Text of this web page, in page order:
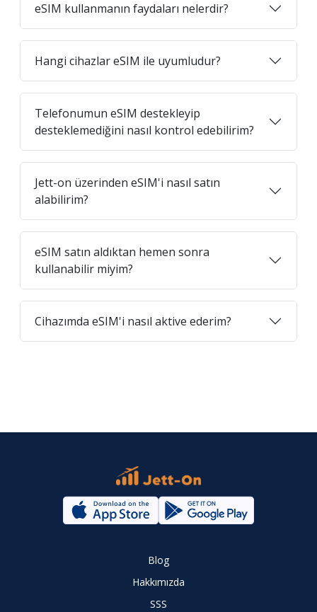
eSIM kullanmanın faydaları nelerdir?
Hangi cihazlar eSIM ile uyumludur?
Telefonumun eSIM destekleyip
desteklemediğini nasıl kontrol edebilirim?
Jett-on üzerinden eSIM'i nasıl satın
alabilirim?
eSIM satın aldıktan hemen sonra
kullanabilir miyim?
Cihazımda eSIM'i nasıl aktive ederim?
Blog
Hakkımızda
SSS